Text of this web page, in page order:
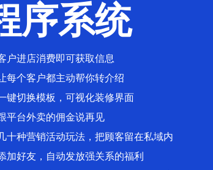
序系统
户进店消费即可获取信息
每个客户都主动帮你转介绍
键切换模板，可视化装修界面
平台外卖的佣金说再见
十种营销活动玩法，把顾客留在私域内
加好友，自动发放强关系的福利